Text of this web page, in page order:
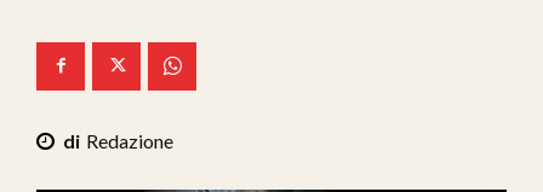
Mix Zone
Redazione